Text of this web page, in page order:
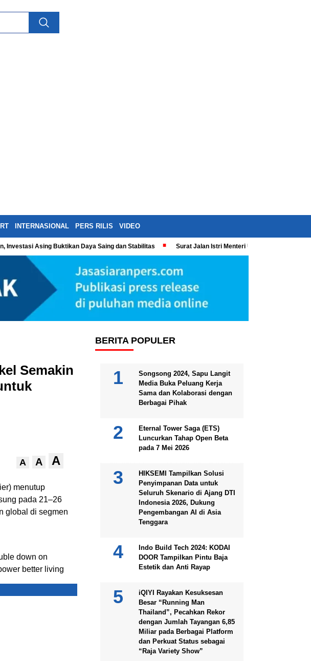
INTERNASIONAL PERS RILIS VIDEO
Investasi Asing Buktikan Daya Saing dan Stabilitas Surat Jalan Istri Menteri UMKM Meledak,
Semakin
A A A
menutup
pada 21–26
global di segmen
down on
better living
BERITA POPULER
Songsong 2024, Sapu Langit
Media Buka Peluang Kerja
Sama dan Kolaborasi dengan
Berbagai Pihak
Eternal Tower Saga (ETS)
Luncurkan Tahap Open Beta
pada 7 Mei 2026
HIKSEMI Tampilkan Solusi
Penyimpanan Data untuk
Seluruh Skenario di Ajang DTI
Indonesia 2026, Dukung
Pengembangan AI di Asia
Tenggara
Indo Build Tech 2024: KODAI
DOOR Tampilkan Pintu Baja
Estetik dan Anti Rayap
iQIYI Rayakan Kesuksesan
Besar “Running Man
Thailand”, Pecahkan Rekor
dengan Jumlah Tayangan 6,85
Miliar pada Berbagai Platform
dan Perkuat Status sebagai
“Raja Variety Show”